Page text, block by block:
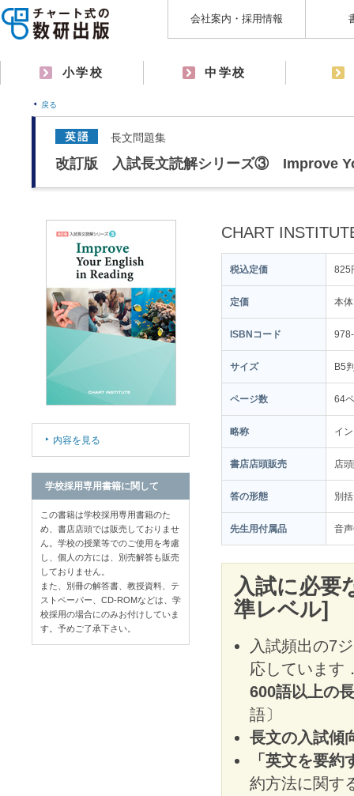
会社案内・採用情報
小学校 中学校
戻る
長文問題集
改訂版 入試長文読解シリーズ③ Improve
CHART
税込定価 825
定価 本
ISBNコード
サイズ B5
ページ数 64
略称 イ
書店店頭販売 店
答の形態 別
先生用付属品 音
入試に必要
準レベル]
入試頻出の7
応しています
600語以上の
語〕
長文の入試傾
「英文を要
約方法に関す
内容を見る
学校採用専用書籍に関して
この書籍は学校採用専用書籍のた
め、書店店頭では販売しておりませ
ん。学校の授業等でのご使用を考慮
し、個人の方には、別売解答も販売
しておりません。
また、別冊の解答書、教授資料、テ
ストペーパー、CD-ROMなどは、学
校採用の場合にのみお付けしていま
す。予めご了承下さい。